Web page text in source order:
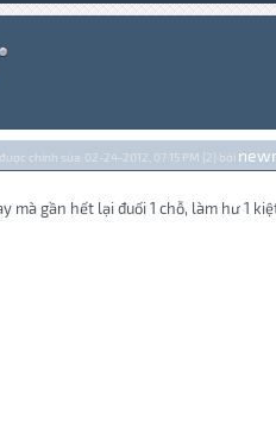
chỉnh sửa: 02-24-2012, 07:15 PM {2} bởi
mà gần hết lại đuối 1 chỗ, làm hư 1